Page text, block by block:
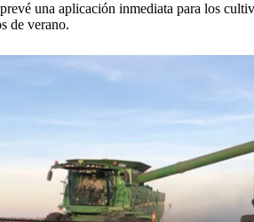
una aplicación inmediata para los
de verano.